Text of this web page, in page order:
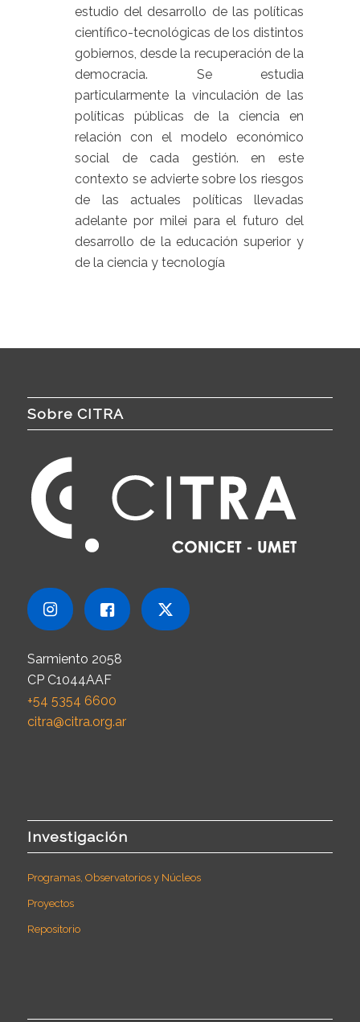
estudio del desarrollo de las políticas
científico-tecnológicas de los distintos
gobiernos, desde la recuperación de la
democracia. Se estudia
particularmente la vinculación de las
políticas públicas de la ciencia en
relación con el modelo económico
social de cada gestión. en este
contexto se advierte sobre los riesgos
de las actuales políticas llevadas
adelante por milei para el futuro del
desarrollo de la educación superior y
de la ciencia y tecnología
Sobre CITRA
Sarmiento 2058
CP C1044AAF
+54 5354 6600
citra@citra.org.ar
Investigación
Programas, Observatorios y Núcleos
Proyectos
Repositorio